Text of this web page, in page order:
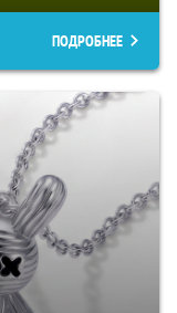
ПОДРОБНЕЕ